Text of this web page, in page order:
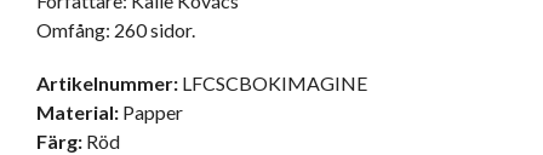
Omfång: 260 sidor.
Artikelnummer: LFCSCBOKIMAGINE
Material: Papper
Färg: Röd